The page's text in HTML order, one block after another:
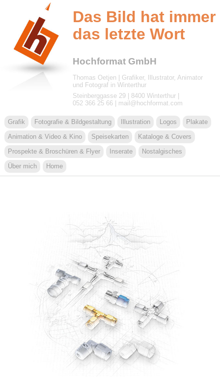
Das Bild hat immer
das letzte Wort
Hochformat GmbH
Thomas Oetjen | Grafiker, Illustrator, Animator
und Fotograf in Winterthur
Steinberggasse 29 | 8400 Winterthur |
052 366 25 66 | mail@ hochformat com
Grafik Fotografie & Bildgestaltung Illustration Logos
Plakate
Animation & Video & Kino
Speisekarten
Kataloge & Covers
Prospekte & Broschüren & Flyer
Inserate
Nostalgisches
Über mich
Home